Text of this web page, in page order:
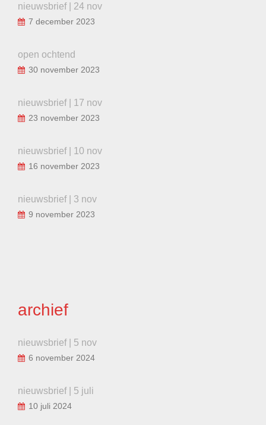
nieuwsbrief | 24 nov
7 december 2023
open ochtend
30 november 2023
nieuwsbrief | 17 nov
23 november 2023
nieuwsbrief | 10 nov
16 november 2023
nieuwsbrief | 3 nov
9 november 2023
archief
nieuwsbrief | 5 nov
6 november 2024
nieuwsbrief | 5 juli
10 juli 2024